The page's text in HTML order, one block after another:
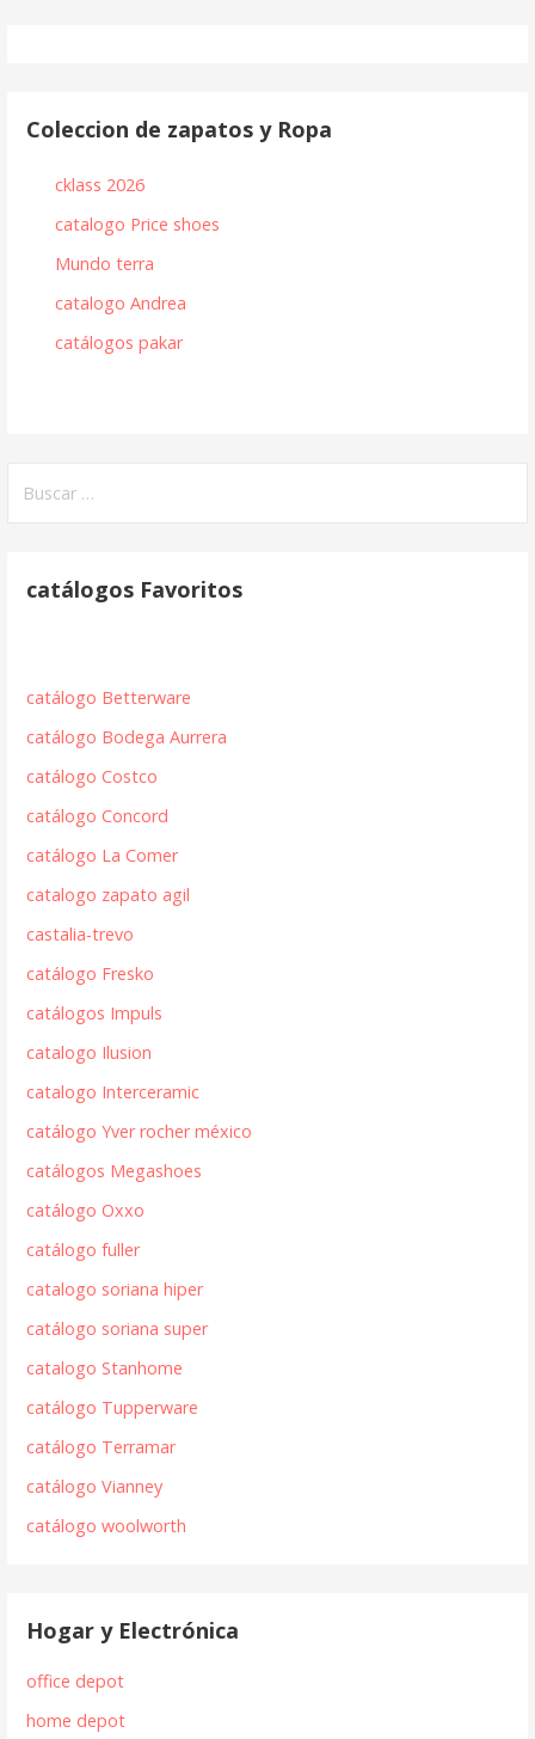
Coleccion de zapatos y Ropa
cklass 2026
catalogo Price shoes
Mundo terra
catalogo Andrea
catálogos pakar
catálogos Favoritos
catálogo Betterware
catálogo Bodega Aurrera
catálogo Costco
catálogo Concord
catálogo La Comer
catalogo zapato agil
castalia-trevo
catálogo Fresko
catálogos Impuls
catalogo Ilusion
catalogo Interceramic
catálogo Yver rocher méxico
catálogos Megashoes
catálogo Oxxo
catálogo fuller
catalogo soriana hiper
catálogo soriana super
catalogo Stanhome
catálogo Tupperware
catálogo Terramar
catálogo Vianney
catálogo woolworth
Hogar y Electrónica
office depot
home depot